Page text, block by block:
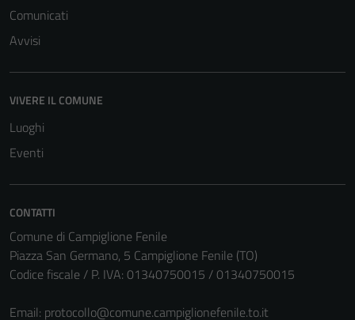
Comunicati
Avvisi
VIVERE IL COMUNE
Luoghi
Eventi
CONTATTI
Comune di Campiglione Fenile
Piazza San Germano, 5 Campiglione Fenile (TO)
Codice fiscale / P. IVA: 01340750015 / 01340750015
Email: protocollo@comune.campiglionefenile.to.it